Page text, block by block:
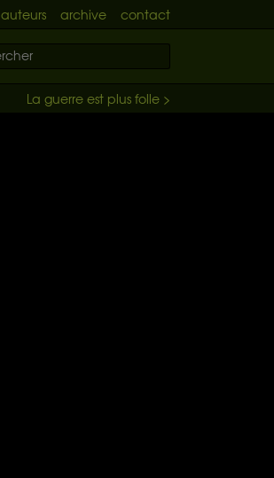
auteurs archive contact
La guerre est plus folle >